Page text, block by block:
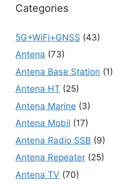
Categories
5G+WiFi+GNSS (43)
Antena (73)
Antena Base Station (1)
Antena HT (25)
Antena Marine (3)
Antena Mobil (17)
Antena Radio SSB (9)
Antena Repeater (25)
Antena TV (70)